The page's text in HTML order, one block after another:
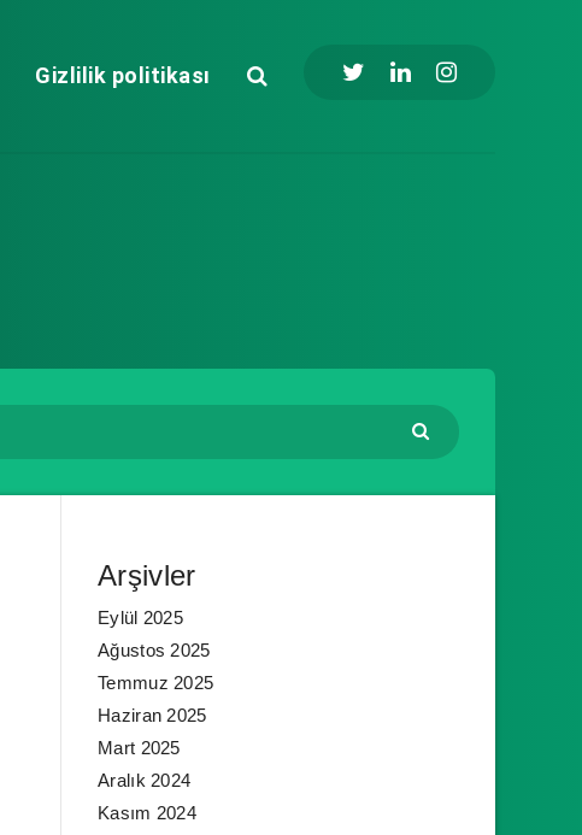
Gizlilik politikası
Arşivler
Eylül 2025
Ağustos 2025
Temmuz 2025
Haziran 2025
Mart 2025
Aralık 2024
Kasım 2024